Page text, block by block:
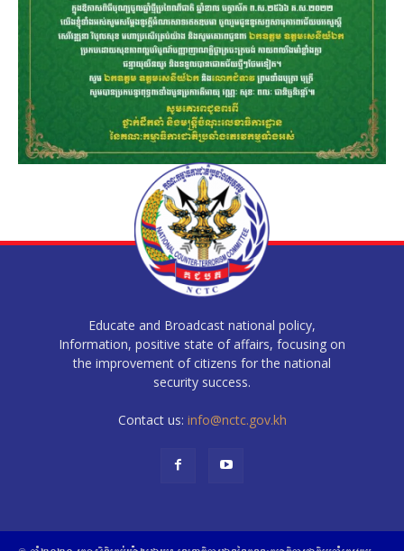
Educate and Broadcast national policy,
Information, positive state of affairs, focusing on
the improvement of citizens for the national
security success.
Contact us: info@nctc.gov.kh